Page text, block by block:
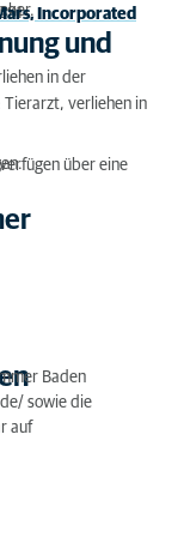
Incorporated
und
in der
Tierarzt, verliehen in
über eine
Baden
sowie die
auf